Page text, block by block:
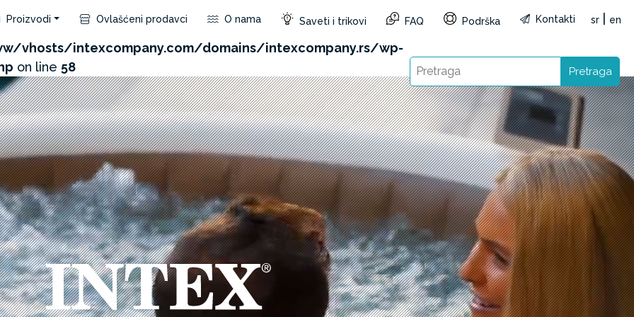
product/api.php?id=343&not_use_region=1&reg=RS&lang=sr): Failed to open stream: HTTP
vhosts/intexcompany.com/domains/intexcompany.rs/wp-
on line 58
Proizvodi Ovlašćeni prodavci O nama Saveti i trikovi FAQ Podrška Kontakti sr en
Pretraga